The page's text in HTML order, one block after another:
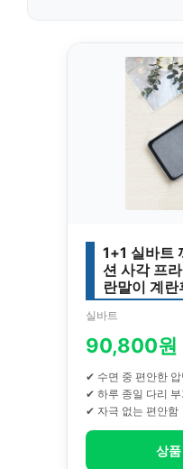
1+1 실바트
션 사각 프
란말이 계
실바트
90,800원
✔ 수면 중 편안한
✔ 하루 종일 다리
✔ 자극 없는 편안함
상